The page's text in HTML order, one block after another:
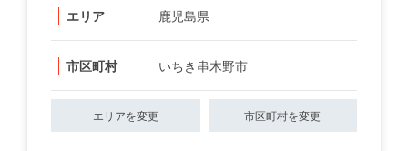
エリア 鹿児島県
市区町村 いちき串木野市
エリアを変更 市区町村を変更